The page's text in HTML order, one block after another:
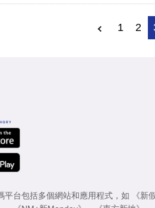
1 2
平台包括多個網站和應用程式，如
《新